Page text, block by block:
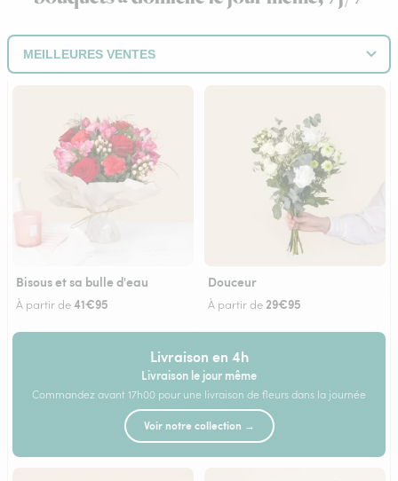
Bisous et sa bulle d'eau
À partir de41€95
Douceur
À partir de 29€95
Livraison en 4h
Livraison le jour même
Commandez avant 17h00 pour une livraison de fleurs dans la journée
Voir notre collection →